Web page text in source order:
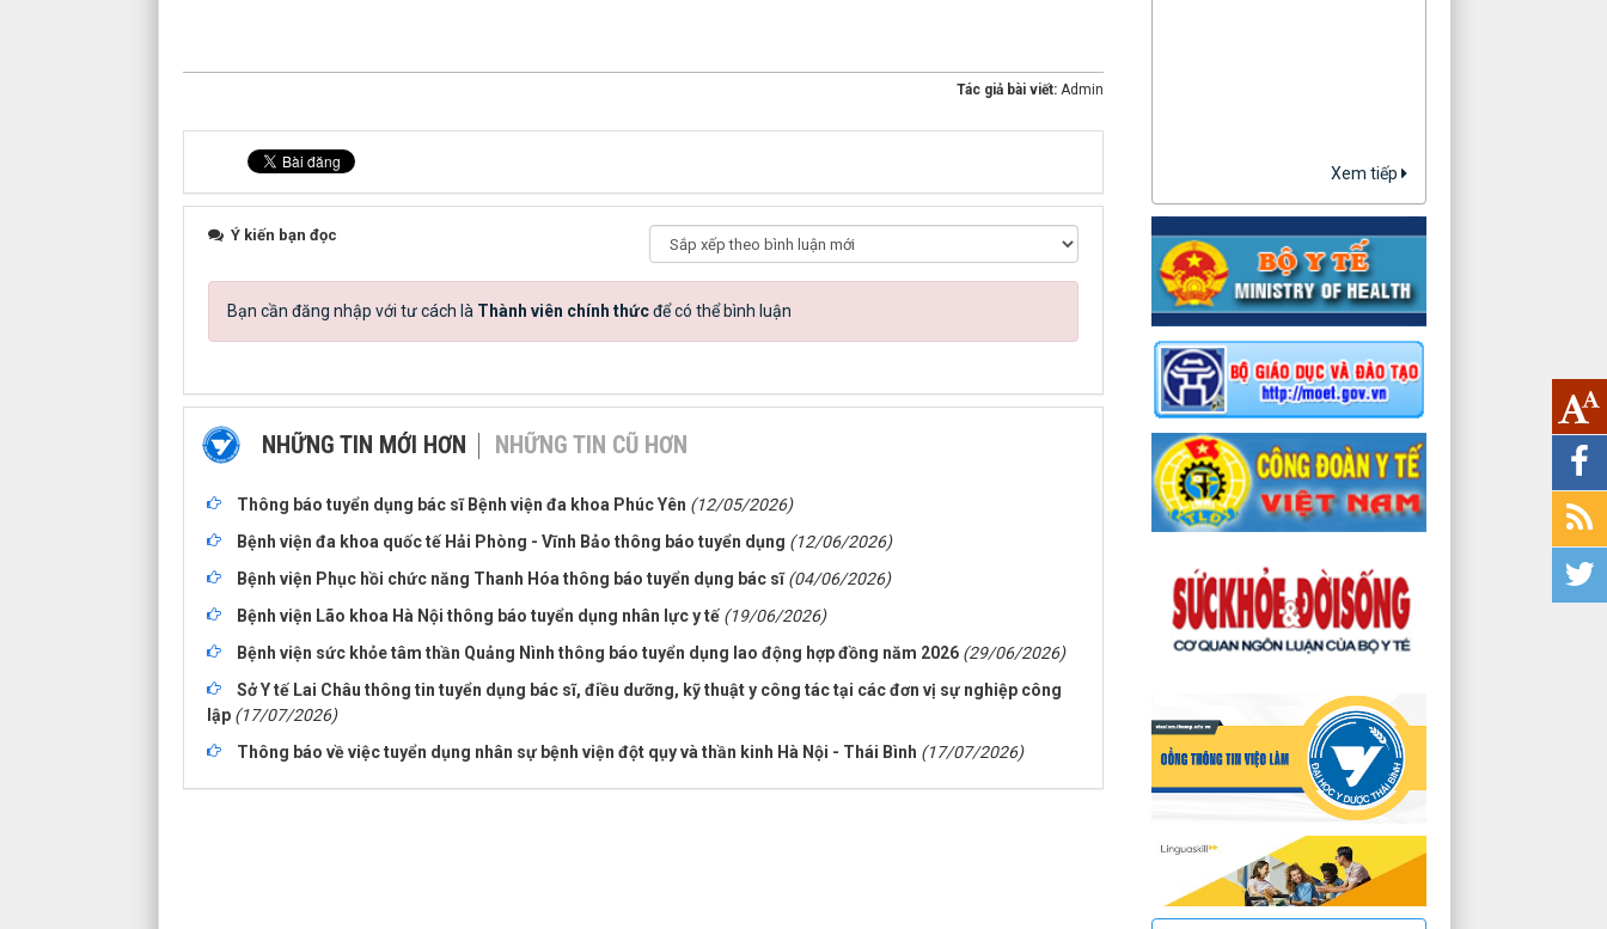
Tác giả bài viết: Admin
Ý kiến bạn đọc
Bạn cần đăng nhập với tư cách là Thành viên chính thứcđể có thể bình luận
NHỮNG TIN MỚI HƠN NHỮNG TIN CŨ HƠN
Thông báo tuyển dụng bác sĩ Bệnh viện đa khoa Phúc Yên (12/05/2026)
Bệnh viện đa khoa quốc tế Hải Phòng - Vĩnh Bảo thông báo tuyển dụng (12/06/2026)
Bệnh viện Phục hồi chức năng Thanh Hóa thông báo tuyển dụng bác sĩ (04/06/2026)
Bệnh viện Lão khoa Hà Nội thông báo tuyển dụng nhân lực y tế (19/06/2026)
Bệnh viện sức khỏe tâm thần Quảng Nình thông báo tuyển dụng lao động hợp đồng năm 2026 (29/06/2026)
Sở Y tế Lai Châu thông tin tuyển dụng bác sĩ, điều dưỡng, kỹ thuật y công tác tại các đơn vị sự nghiệp công
lập (17/07/2026)
Thông báo về việc tuyển dụng nhân sự bệnh viện đột qụy và thần kinh Hà Nội - Thái Bình (17/07/2026)
Xem tiếp